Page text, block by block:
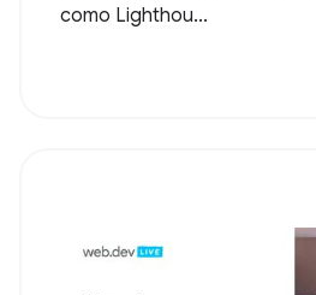
como Lighthou...